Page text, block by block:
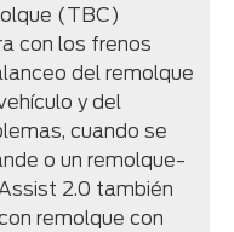
(TBC)
con los frenos
del remolque
y del
cuando se
o un remolque-
2.0 también
remolque con